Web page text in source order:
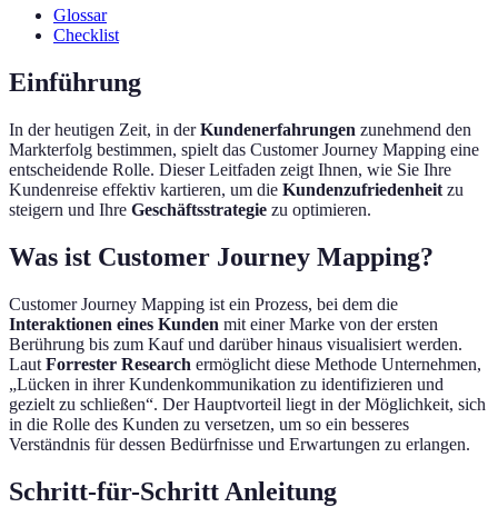
Glossar
Checklist
Einführung
In der heutigen Zeit, in derKundenerfahrungen zunehmend den
Markterfolg bestimmen, spielt das Customer Journey Mapping eine
entscheidende Rolle. Dieser Leitfaden zeigt Ihnen, wie Sie Ihre
Kundenreise effektiv kartieren, um die Kundenzufriedenheit zu
steigern und Ihre Geschäftsstrategie zu optimieren.
Was ist Customer Journey Mapping?
Customer Journey Mapping ist ein Prozess, bei dem die
Interaktionen eines Kunden mit einer Marke von der ersten
Berührung bis zum Kauf und darüber hinaus visualisiert werden.
Laut Forrester Research ermöglicht diese Methode Unternehmen,
„Lücken in ihrer Kundenkommunikation zu identifizieren und
gezielt zu schließen“. Der Hauptvorteil liegt in der Möglichkeit, sich
in die Rolle des Kunden zu versetzen, um so ein besseres
Verständnis für dessen Bedürfnisse und Erwartungen zu erlangen.
Schritt-für-Schritt Anleitung